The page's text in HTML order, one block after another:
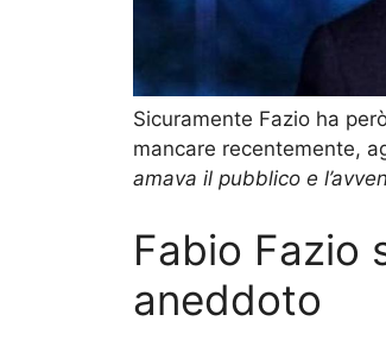
Sicuramente Fazio ha
mancare recentemente,
amava il pubblico e
Fabio Fazio
aneddoto